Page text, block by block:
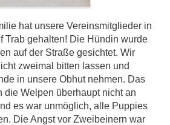
hat unsere Vereinsmitglieder in
Trab gehalten! Die Hündin wurde
auf der Straße gesichtet. Wir
zweimal bitten lassen und
in unsere Obhut nehmen. Das
die Welpen überhaupt nicht an
es war unmöglich, alle Puppies
Die Angst vor Zweibeinern war